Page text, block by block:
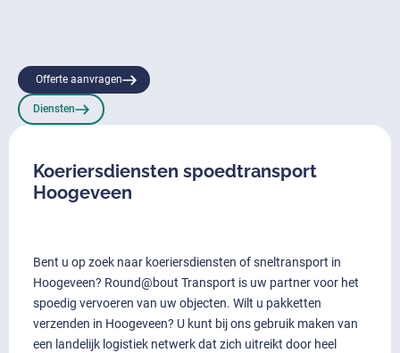
Offerte aanvragen
Diensten
Koeriersdiensten spoedtransport
Hoogeveen
Bent u op zoek naar koeriersdiensten of sneltransport in
Hoogeveen? Round@bout Transport is uw partner voor het
spoedig vervoeren van uw objecten. Wilt u pakketten
verzenden in Hoogeveen? U kunt bij ons gebruik maken van
een landelijk logistiek netwerk dat zich uitreikt door heel